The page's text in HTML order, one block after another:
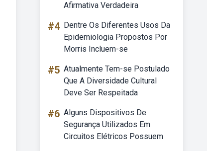
Afirmativa Verdadeira
#4 Dentre Os Diferentes Usos Da
Epidemiologia Propostos Por
Morris Incluem-se
#5 Atualmente Tem-se Postulado
Que A Diversidade Cultural
Deve Ser Respeitada
#6 Alguns Dispositivos De
Segurança Utilizados Em
Circuitos Elétricos Possuem